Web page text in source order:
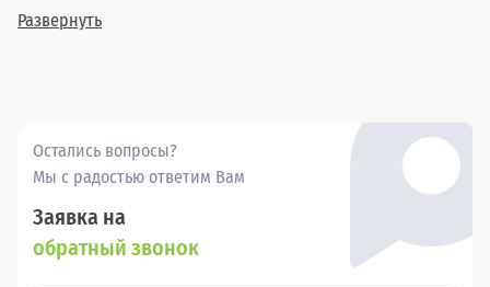
возможность подобрать автомобиль, идеально
соответствующий вашим требованиям. Обратившись в
Развернуть
Остались вопросы?
Мы с радостью ответим Вам
Заявка на
обратный звонок